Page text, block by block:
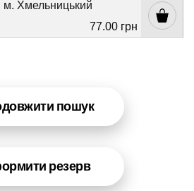
м. Хмельницький
77.00 грн
пошук
резерв